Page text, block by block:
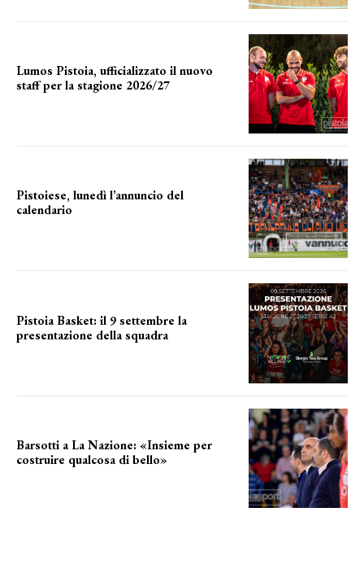
Lumos Pistoia, ufficializzato il nuovo
staff per la stagione 2026/27
Pistoiese, lunedì l’annuncio del
calendario
Pistoia Basket: il 9 settembre la
presentazione della squadra
Barsotti a La Nazione: «Insieme per
costruire qualcosa di bello»